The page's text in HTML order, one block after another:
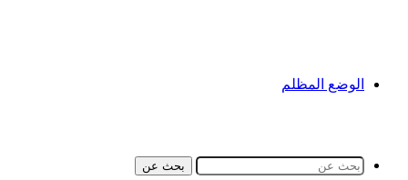
الوضع المظلم
بحث عن